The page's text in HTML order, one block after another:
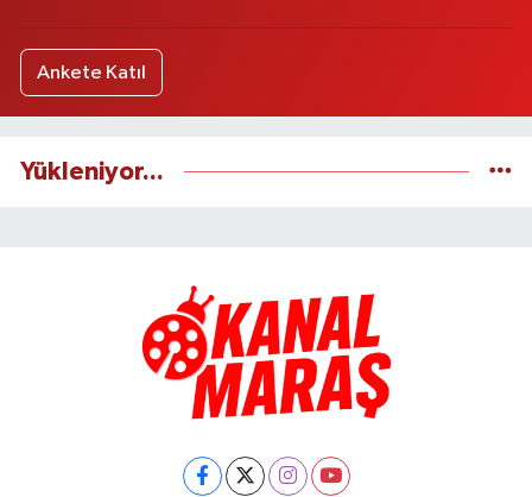
Ankete Katıl
Yükleniyor...